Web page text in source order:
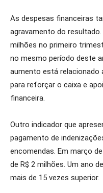
As despesas financeiras
agravamento do
milhões no primeiro
no mesmo período deste
aumento está
para reforçar o caixa e
financeira.
Outro indicador que
pagamento de
encomendas. Em março
de R$ 2 milhões. Um ano
mais de 15 vezes superior.